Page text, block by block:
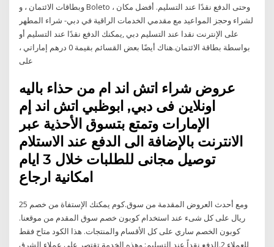
وبطاقات الائتمان ، و Boleto ، وحتى الدفع نقدًا عند التسليم. أفضل مكان
لشراء وحجز المواعيد مع مقدمي الخدمات الراقية في دبي- شراء المطهر
على الإنترنت نقدا عند التسليم دبي ,يمكنك الدفع نقدًا عند التسليم أو
بواسطة بطاقة الائتمان.هناك أيضًا بعض القسائم بقيمة 0 درهم إماراتي ،
على
عروض شراء اتش اند ام من حذاء باليه
اونلاين فى دبي, ابوظبي اتش اند إم
الإمارات وتمتع بتسوق الأحذية عبر
الانترنت بالإضافة الى الدفع عند الاستلام
توصيل مجانى للطلبات خلال 3 ايام
امكانية ارجاع
ومع أحدث العروض المقدمة من سوق.كوم يمكنك الإستفاة من خصم 25
ريال على كل شىء عند استخدام كوبون خصم سوق المقدم من موقعنا.
كوبون الخصم ساري على كل الأقسام والمنتجات. هذا الكود متاح فقط